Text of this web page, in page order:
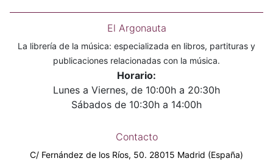
El Argonauta
La librería de la música: especializada en libros, partituras y
publicaciones relacionadas con la música.
Horario:
Lunes a Viernes, de 10:00h a 20:30h
Sábados de 10:30h a 14:00h
Contacto
C/ Fernández de los Ríos, 50. 28015 Madrid (España)